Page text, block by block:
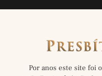
Por anos este site foi